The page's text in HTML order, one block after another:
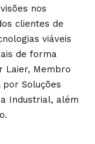
nos
clientes de
viáveis
de forma
Laier, Membro
por Soluções
Industrial, além